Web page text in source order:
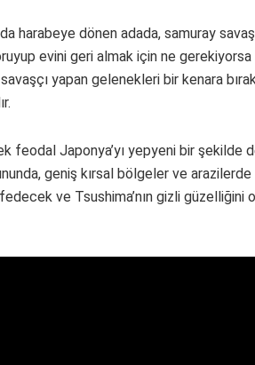
harabeye dönen adada, samuray
evini geri almak için ne gerekiyorsa
yapan gelenekleri bir kenara
feodal Japonya’yı yepyeni bir şekilde
geniş kırsal bölgeler ve
ve Tsushima’nın gizli güzelliğini